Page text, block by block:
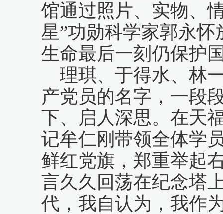
馆通过照片、实物、
星”功勋科学家郭永
生命最后一刻仍保护
理琪、于得水、林
产党员的名字，一段
下、启人深思。在天
记牟仁刚带领全体学
鲜红党旗，郑重举起
言久久回荡在纪念塔
代，我自认为，我作